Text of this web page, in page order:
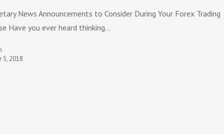
News Announcements to Consider During Your Forex Trading
Have you ever heard thinking…
5, 2018